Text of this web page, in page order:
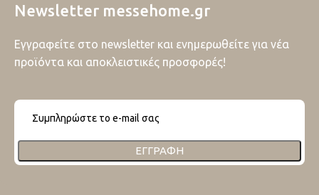
Newsletter messehome.gr
Εγγραφείτε στο newsletter και ενημερωθείτε για νέα
προϊόντα και αποκλειστικές προσφορές!
ΕΓΓΡΑΦΉ